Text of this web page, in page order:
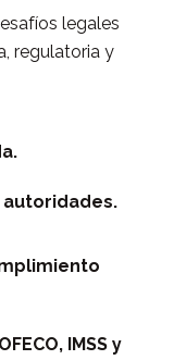
legales
regulatoria y
IMSS y